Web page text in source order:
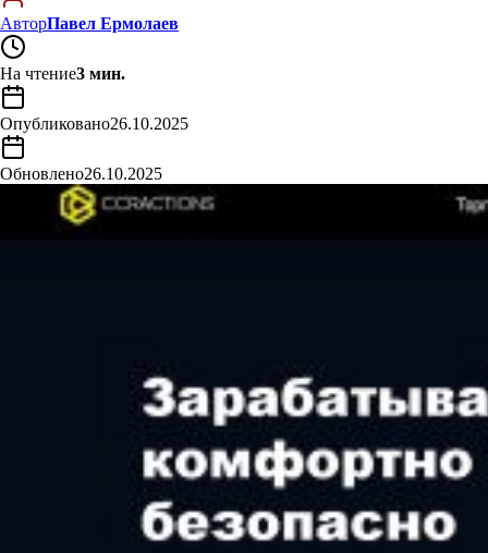
АвторПавел Ермолаев
На чтение3 мин.
Опубликовано26.10.2025
Обновлено26.10.2025